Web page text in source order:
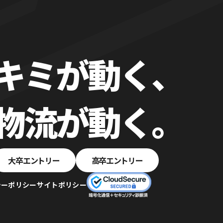
ミが動く、
流が動く。
大卒エントリー 高卒エントリー
ポリシーサイトポリシー